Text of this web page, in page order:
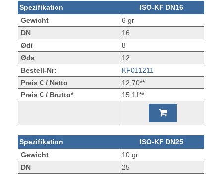
Spezifikation
ISO-KF DN16
Gewicht
6 gr
DN
16
Ødi
8
Øda
12
Bestell-Nr:
KF011211
Preis € / Netto
12,70**
Preis € / Brutto*
15,11**
Spezifikation
ISO-KF DN25
Gewicht
10 gr
DN
25